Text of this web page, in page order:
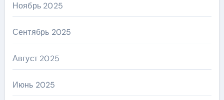
Ноябрь 2025
Сентябрь 2025
Август 2025
Июнь 2025